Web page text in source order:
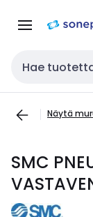
navigointiin
Haku
Näytä
SMC